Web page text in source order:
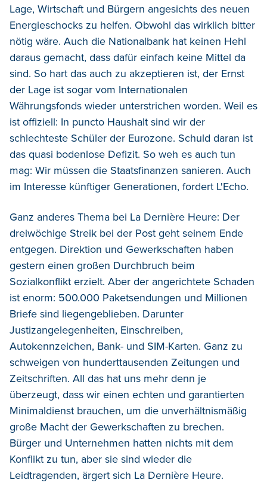
Lage, Wirtschaft und Bürgern angesichts des neuen
Energieschocks zu helfen. Obwohl das wirklich bitter
nötig wäre. Auch die Nationalbank hat keinen Hehl
daraus gemacht, dass dafür einfach keine Mittel da
sind. So hart das auch zu akzeptieren ist, der Ernst
der Lage ist sogar vom Internationalen
Währungsfonds wieder unterstrichen worden. Weil es
ist offiziell: In puncto Haushalt sind wir der
schlechteste Schüler der Eurozone. Schuld daran ist
das quasi bodenlose Defizit. So weh es auch tun
mag: Wir müssen die Staatsfinanzen sanieren. Auch
im Interesse künftiger Generationen, fordert L'Echo.
Ganz anderes Thema bei La Dernière Heure: Der
dreiwöchige Streik bei der Post geht seinem Ende
entgegen. Direktion und Gewerkschaften haben
gestern einen großen Durchbruch beim
Sozialkonflikt erzielt. Aber der angerichtete Schaden
ist enorm: 500.000 Paketsendungen und Millionen
Briefe sind liegengeblieben. Darunter
Justizangelegenheiten, Einschreiben,
Autokennzeichen, Bank- und SIM-Karten. Ganz zu
schweigen von hunderttausenden Zeitungen und
Zeitschriften. All das hat uns mehr denn je
überzeugt, dass wir einen echten und garantierten
Minimaldienst brauchen, um die unverhältnismäßig
große Macht der Gewerkschaften zu brechen.
Bürger und Unternehmen hatten nichts mit dem
Konflikt zu tun, aber sie sind wieder die
Leidtragenden, ärgert sich La Dernière Heure.